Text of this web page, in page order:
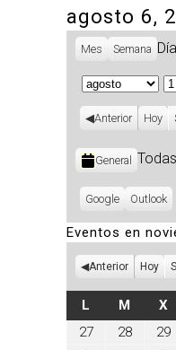
agosto 6,
Mes Semana Día
Mes
Día
Año
Anterior Hoy
Categorías
General
Subscribe
Google
Subscribe
Outlook
Eventos en
Anterior Hoy
L LUNES
M X
27octubre
28octubre
29